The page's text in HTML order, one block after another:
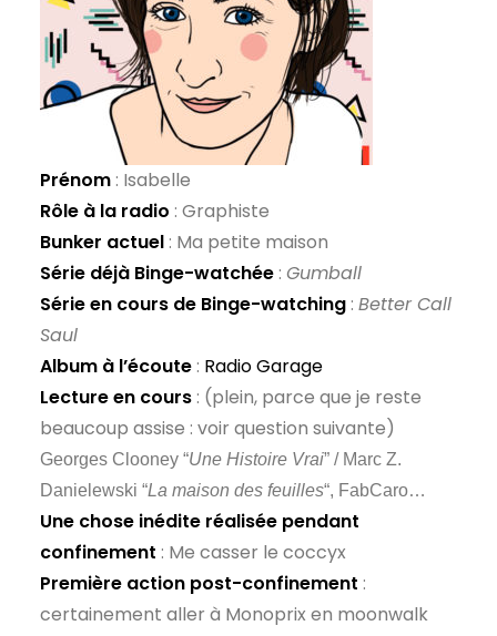
Prénom : Isabelle
Rôle à la radio : Graphiste
Bunker actuel : Ma petite maison
Série déjà Binge-watchée : Gumball
Série en cours de Binge-watching : Better Call
Saul
Album à l’écoute : Radio Garage
Lecture en cours : (plein, parce que je reste
beaucoup assise : voir question suivante)
Georges Clooney “Une Histoire Vrai” / Marc Z.
Danielewski “La maison des feuilles“, FabCaro…
Une chose inédite réalisée pendant
confinement : Me casser le coccyx
Première action post-confinement :
certainement aller à Monoprix en moonwalk